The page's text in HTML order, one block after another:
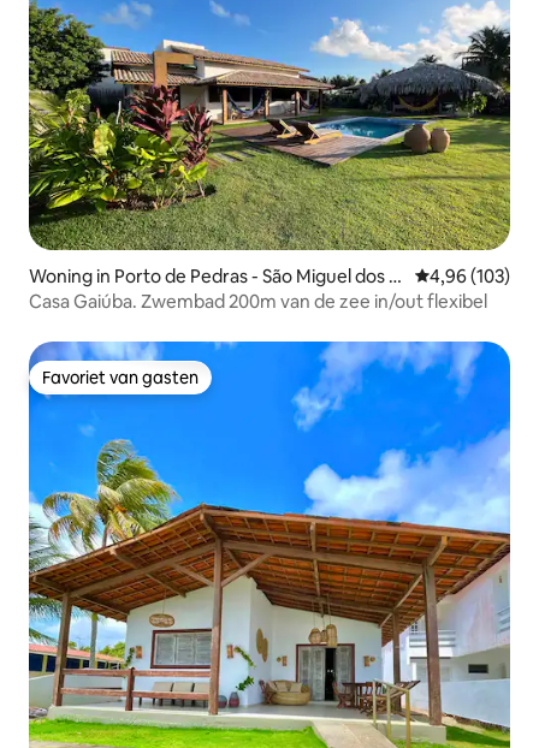
Woning in Porto de Pedras - São Miguel dos M
ilagres
Gemiddelde
4,96 (103)
Casa Gaiúba. Zwembad 200m van de zee in/out flexibel
Favoriet van gasten
Favoriet van gasten